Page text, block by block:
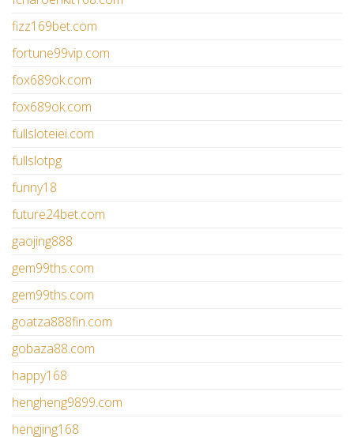
fizz169bet.com
fortune99vip.com
fox689ok.com
fox689ok.com
fullsloteiei.com
fullslotpg
funny18
future24bet.com
gaojing888
gem99ths.com
gem99ths.com
goatza888fin.com
gobaza88.com
happy168
hengheng9899.com
hengjing168